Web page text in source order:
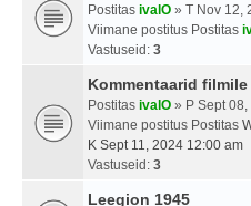
Postitas ivalO » T Nov 12,
Viimane postitus Postitas
Vastuseid: 3
Kommentaarid
Postitas ivalO » P Sept
Viimane postitus Postitas
K Sept 11, 2024 12:00 am
Vastuseid: 3
Leegion 1945